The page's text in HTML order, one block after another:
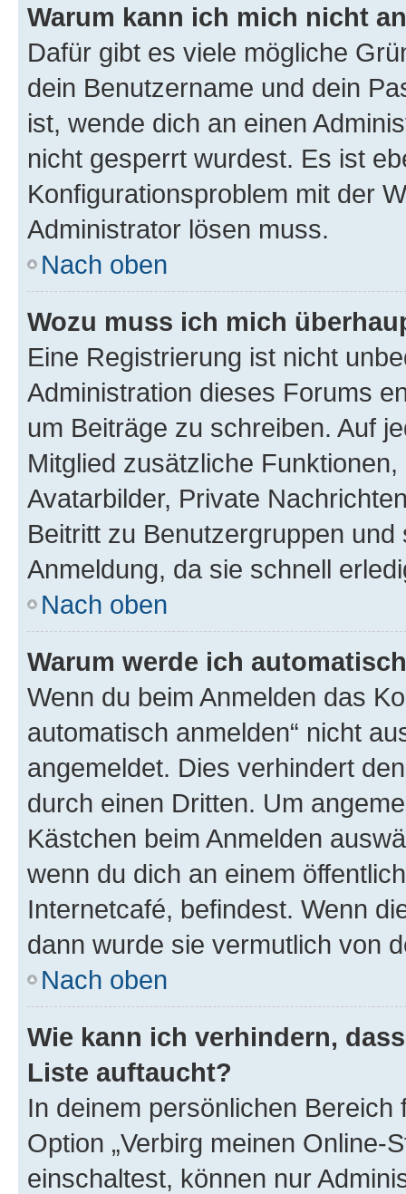
Warum kann ich mich nicht
Dafür gibt es viele mögliche
dein Benutzername und dein
ist, wende dich an einen
nicht gesperrt wurdest. Es ist
Konfigurationsproblem mit der
Administrator lösen muss.
Nach oben
Wozu muss ich mich
Eine Registrierung ist nicht
Administration dieses Forums
um Beiträge zu schreiben. Auf
Mitglied zusätzliche
Avatarbilder, Private
Beitritt zu Benutzergruppen
Anmeldung, da sie schnell
Nach oben
Warum werde ich
Wenn du beim Anmelden das
automatisch anmelden“ nicht
angemeldet. Dies verhindert
durch einen Dritten. Um
Kästchen beim Anmelden
wenn du dich an einem
Internetcafé, befindest. Wenn
dann wurde sie vermutlich von
Nach oben
Wie kann ich verhindern,
Liste auftaucht?
In deinem persönlichen
Option „Verbirg meinen Online-
einschaltest, können nur